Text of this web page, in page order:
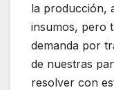
la producción,
insumos, pero
demanda por
de nuestras
resolver con